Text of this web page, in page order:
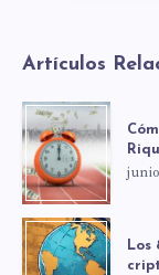
Artículos
Los